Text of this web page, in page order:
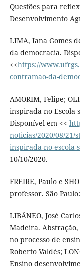
Questões para
Desenvolvimento
LIMA, Iana Gomes
da democracia.
<<https://
contramao-da-
AMORIM, Felipe;
inspirada no Escola
Disponível em <<
noticias/2020/08/21/
inspirada-no-
10/10/2020.
FREIRE, Paulo e
professor. São
LIBÂNEO, José
Madeira.
no processo de
Roberto Valdés;
Ensino